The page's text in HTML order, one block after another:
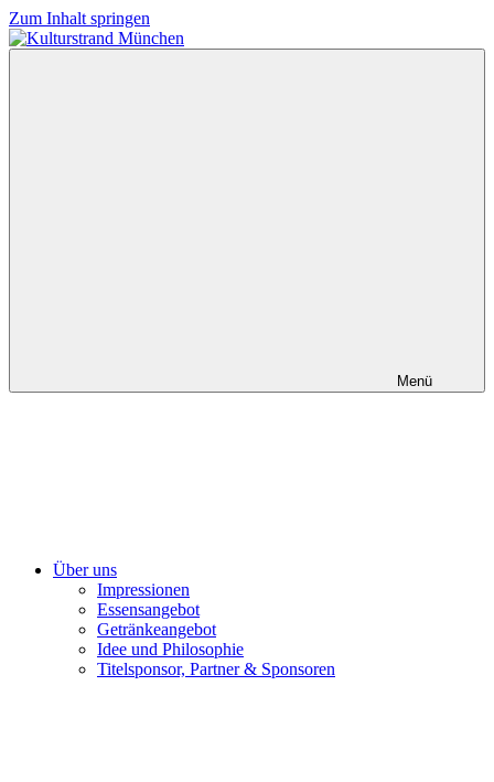
Zum Inhalt springen
Menü
Über uns
Impressionen
Essensangebot
Getränkeangebot
Idee und Philosophie
Titelsponsor, Partner & Sponsoren